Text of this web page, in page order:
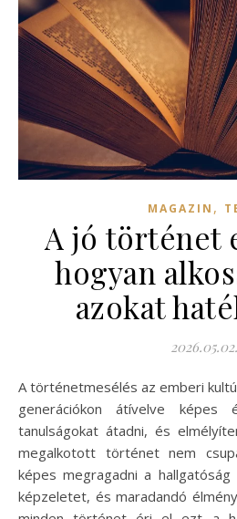
MAGAZIN ,
A jó történet
hogyan
azokat
2026.05.02.
A történetmesélés az emberi kultúra egyik alapköve, amely
generációkon átívelve képes
tanulságokat átadni, és
megalkotott történet nem
képes megragadni a
képzeletet, és maradandó